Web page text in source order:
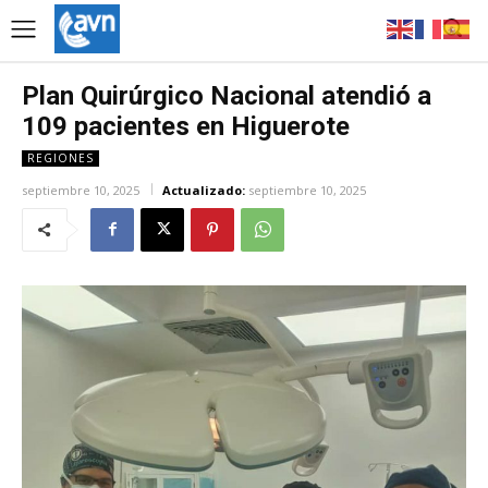
Plan Quirúrgico Nacional atendió a
109 pacientes en Higuerote
REGIONES
septiembre 10, 2025 Actualizado: septiembre 10, 2025